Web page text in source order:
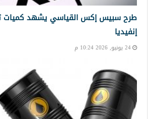
طرح سبيس إكس القياسي يشهد كميات
إنفيديا
24 يونيو, 2026 10:24 م